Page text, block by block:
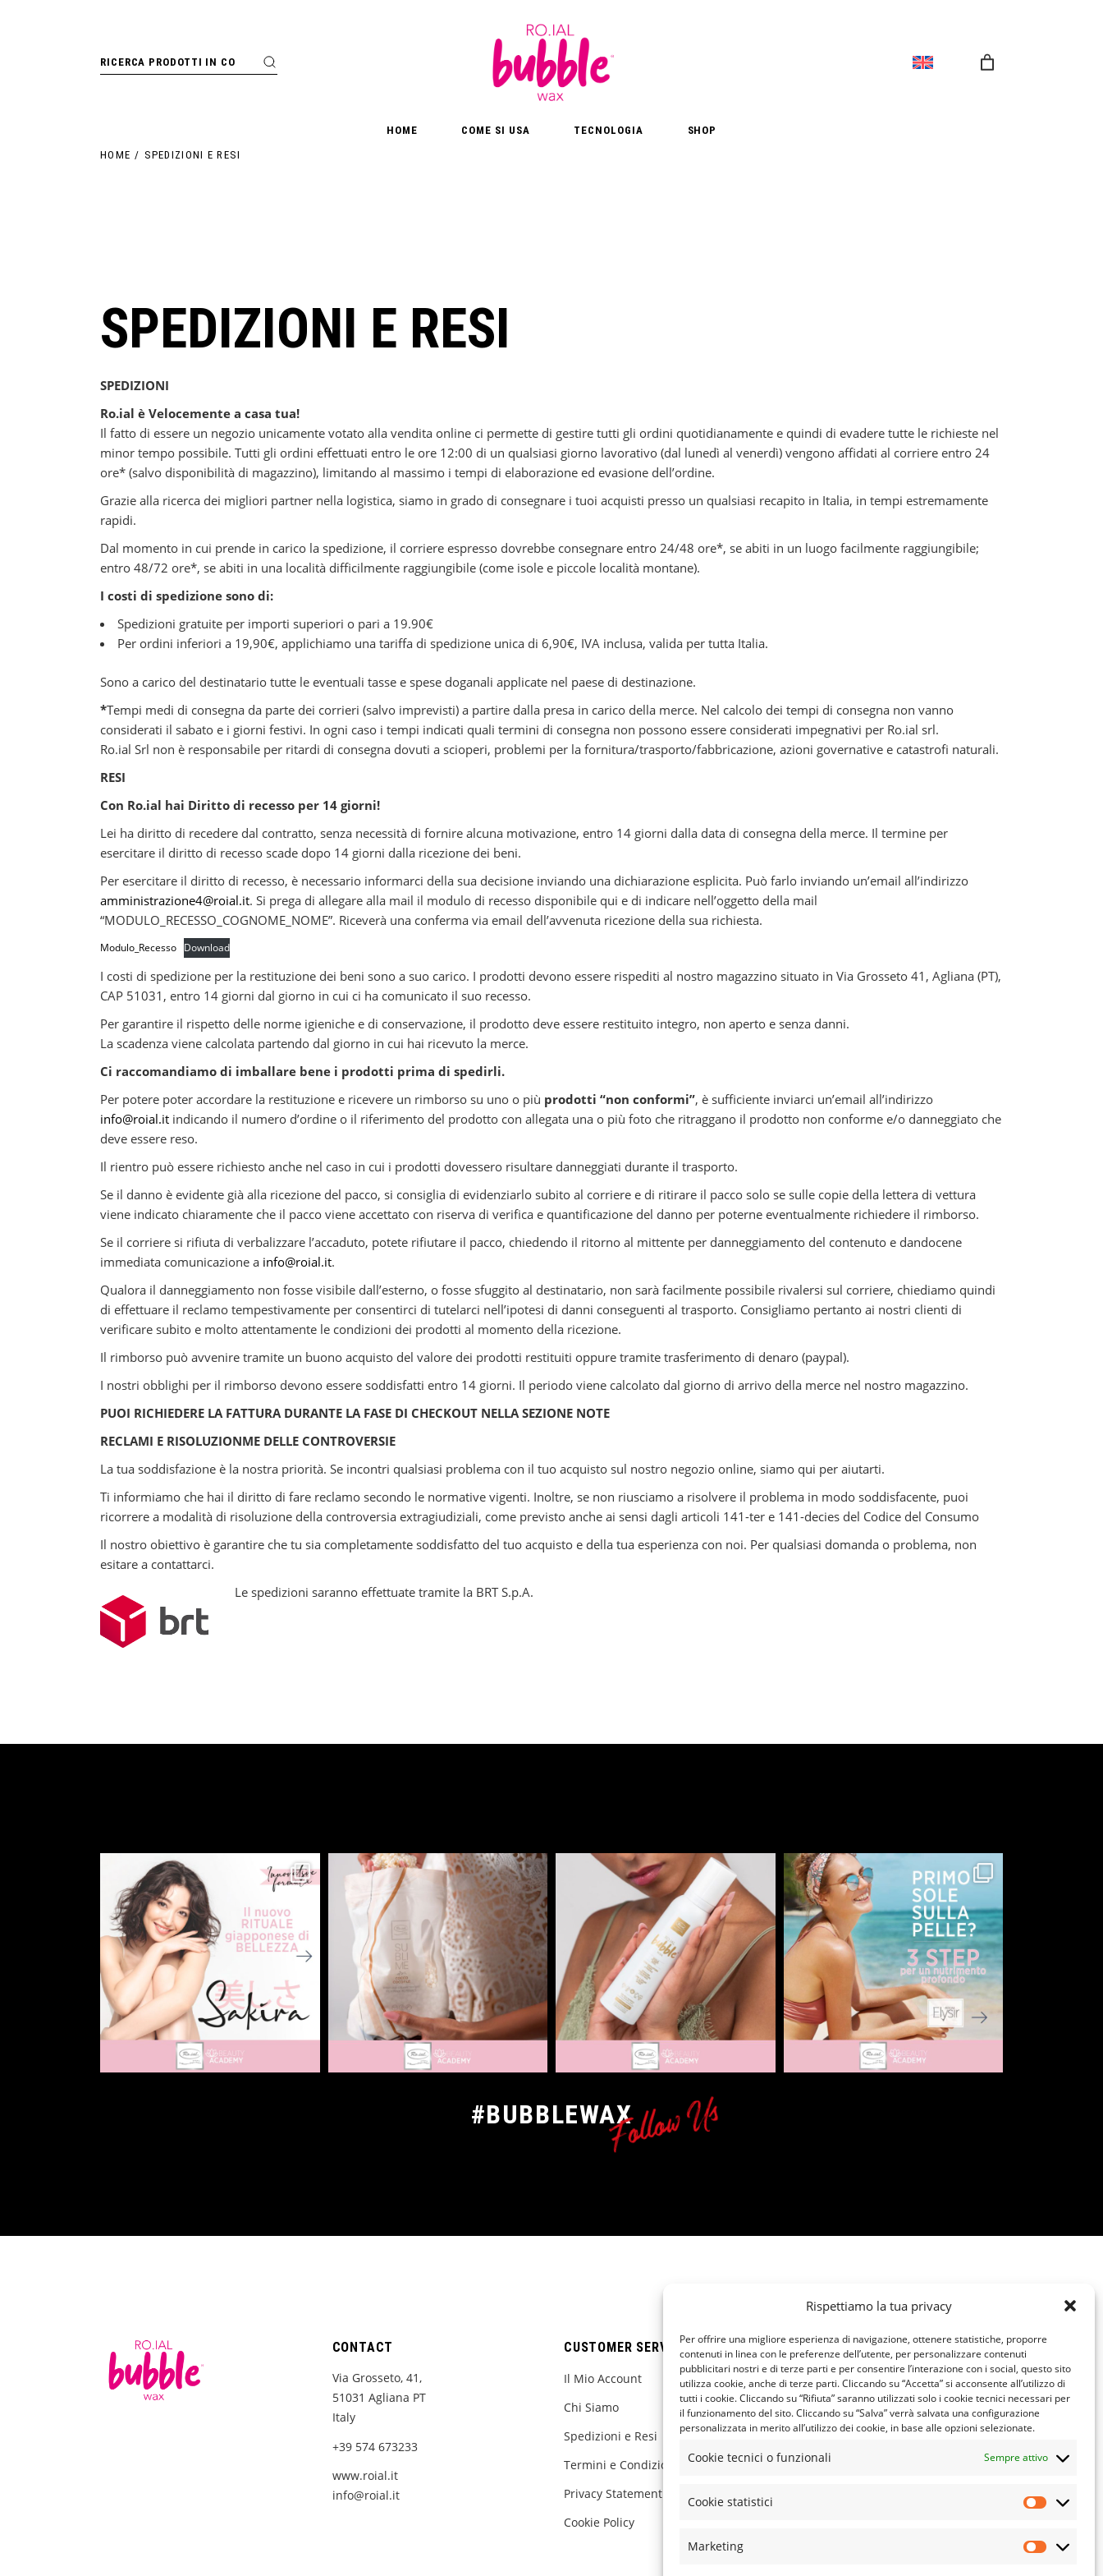
Rispettiamo la tua privacy
Per offrire una migliore esperienza di navigazione, ottenere statistiche, proporre
contenuti in linea con le preferenze dell’utente, per personalizzare contenuti
pubblicitari nostri e di terze parti e per consentire l’interazione con i social, questo sito
utilizza cookie, anche di terze parti. Cliccando su “Accetta” si acconsente all’utilizzo di
tutti i cookie. Cliccando su “Rifiuta” saranno utilizzati solo i cookie tecnici necessari per
il funzionamento del sito. Cliccando su “Salva” verrà salvata una configurazione
personalizzata in merito all’utilizzo dei cookie, in base alle opzioni selezionate.
Cookie tecnici o funzionali Sempre attivo
Cookie statistici
Marketing
HOME COME SI USA TECNOLOGIA
SHOP
HOME
SPEDIZIONI E RESI
SPEDIZIONI E RESI
SPEDIZIONI
Ro.ial è Velocemente a casa tua!
Il fatto di essere un negozio unicamente votato alla vendita online ci permette di gestire tutti gli ordini quotidianamente e quindi di evadere tutte le richieste nel
minor tempo possibile. Tutti gli ordini effettuati entro le ore 12:00 di un qualsiasi giorno lavorativo (dal lunedì al venerdì) vengono affidati al corriere entro 24
ore* (salvo disponibilità di magazzino), limitando al massimo i tempi di elaborazione ed evasione dell’ordine.
Grazie alla ricerca dei migliori partner nella logistica, siamo in grado di consegnare i tuoi acquisti presso un qualsiasi recapito in Italia, in tempi estremamente
rapidi.
Dal momento in cui prende in carico la spedizione, il corriere espresso dovrebbe consegnare entro 24/48 ore*, se abiti in un luogo facilmente raggiungibile;
entro 48/72 ore*, se abiti in una località difficilmente raggiungibile (come isole e piccole località montane).
I costi di spedizione sono di:
Spedizioni gratuite per importi superiori o pari a 19.90€
Per ordini inferiori a 19,90€, applichiamo una tariffa di spedizione unica di 6,90€, IVA inclusa, valida per tutta Italia.
Sono a carico del destinatario tutte le eventuali tasse e spese doganali applicate nel paese di destinazione.
*Tempi medi di consegna da parte dei corrieri (salvo imprevisti) a partire dalla presa in carico della merce. Nel calcolo dei tempi di consegna non vanno
considerati il sabato e i giorni festivi. In ogni caso i tempi indicati quali termini di consegna non possono essere considerati impegnativi per Ro.ial srl.
Ro.ial Srl non è responsabile per ritardi di consegna dovuti a scioperi, problemi per la fornitura/trasporto/fabbricazione, azioni governative e catastrofi naturali.
RESI
Con Ro.ial hai Diritto di recesso per 14 giorni!
Lei ha diritto di recedere dal contratto, senza necessità di fornire alcuna motivazione, entro 14 giorni dalla data di consegna della merce. Il termine per
esercitare il diritto di recesso scade dopo 14 giorni dalla ricezione dei beni.
Per esercitare il diritto di recesso, è necessario informarci della sua decisione inviando una dichiarazione esplicita. Può farlo inviando un’email all’indirizzo
amministrazione4@roial.it. Si prega di allegare alla mail il modulo di recesso disponibile qui e di indicare nell’oggetto della mail
“MODULO_RECESSO_COGNOME_NOME”. Riceverà una conferma via email dell’avvenuta ricezione della sua richiesta.
Modulo_Recesso Download
I costi di spedizione per la restituzione dei beni sono a suo carico. I prodotti devono essere rispediti al nostro magazzino situato in Via Grosseto 41, Agliana (PT),
CAP 51031, entro 14 giorni dal giorno in cui ci ha comunicato il suo recesso.
Per garantire il rispetto delle norme igieniche e di conservazione, il prodotto deve essere restituito integro, non aperto e senza danni.
La scadenza viene calcolata partendo dal giorno in cui hai ricevuto la merce.
Ci raccomandiamo di imballare bene i prodotti prima di spedirli.
Per potere poter accordare la restituzione e ricevere un rimborso su uno o più prodotti “non conformi”, è sufficiente inviarci un’email all’indirizzo
info@roial.it indicando il numero d’ordine o il riferimento del prodotto con allegata una o più foto che ritraggano il prodotto non conforme e/o danneggiato che
deve essere reso.
Il rientro può essere richiesto anche nel caso in cui i prodotti dovessero risultare danneggiati durante il trasporto.
Se il danno è evidente già alla ricezione del pacco, si consiglia di evidenziarlo subito al corriere e di ritirare il pacco solo se sulle copie della lettera di vettura
viene indicato chiaramente che il pacco viene accettato con riserva di verifica e quantificazione del danno per poterne eventualmente richiedere il rimborso.
Se il corriere si rifiuta di verbalizzare l’accaduto, potete rifiutare il pacco, chiedendo il ritorno al mittente per danneggiamento del contenuto e dandocene
immediata comunicazione a info@roial.it.
Qualora il danneggiamento non fosse visibile dall’esterno, o fosse sfuggito al destinatario, non sarà facilmente possibile rivalersi sul corriere, chiediamo quindi
di effettuare il reclamo tempestivamente per consentirci di tutelarci nell’ipotesi di danni conseguenti al trasporto. Consigliamo pertanto ai nostri clienti di
verificare subito e molto attentamente le condizioni dei prodotti al momento della ricezione.
Il rimborso può avvenire tramite un buono acquisto del valore dei prodotti restituiti oppure tramite trasferimento di denaro (paypal).
I nostri obblighi per il rimborso devono essere soddisfatti entro 14 giorni. Il periodo viene calcolato dal giorno di arrivo della merce nel nostro magazzino.
PUOI RICHIEDERE LA FATTURA DURANTE LA FASE DI CHECKOUT NELLA SEZIONE NOTE
RECLAMI E RISOLUZIONME DELLE CONTROVERSIE
La tua soddisfazione è la nostra priorità. Se incontri qualsiasi problema con il tuo acquisto sul nostro negozio online, siamo qui per aiutarti.
Ti informiamo che hai il diritto di fare reclamo secondo le normative vigenti. Inoltre, se non riusciamo a risolvere il problema in modo soddisfacente, puoi
ricorrere a modalità di risoluzione della controversia extragiudiziali, come previsto anche ai sensi dagli articoli 141-ter e 141-decies del Codice del Consumo
Il nostro obiettivo è garantire che tu sia completamente soddisfatto del tuo acquisto e della tua esperienza con noi. Per qualsiasi domanda o problema, non
esitare a contattarci.
Le spedizioni saranno effettuate tramite la BRT S.p.A.
#BUBBLEWAXFollow Us
CONTACT
Via Grosseto, 41,
51031 Agliana PT
Italy
+39 574 673233
www.roial.it
info@roial.it
CUSTOMER SERVICE
Il Mio Account
Chi Siamo
Spedizioni e Resi
Termini e Condizioni
Privacy Statement
Cookie Policy